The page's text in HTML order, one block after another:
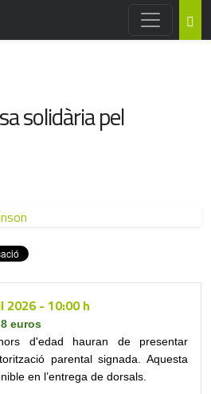
solidària pel
2026 - 10:00 h
8 euros
d'edad hauran de presentar
parental signada. Aquesta
en l’entrega de dorsals.